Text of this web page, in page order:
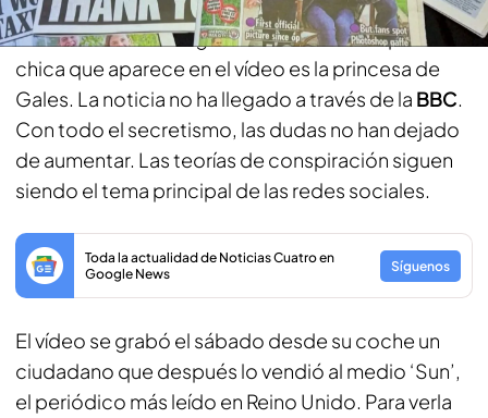
El Palacio de Kensington ha confirmado que la
chica que aparece en el vídeo es la princesa de
Gales. La noticia no ha llegado a través de la BBC.
Con todo el secretismo, las dudas no han dejado
de aumentar. Las teorías de conspiración siguen
siendo el tema principal de las redes sociales.
Toda la actualidad de Noticias Cuatro en
Google News
Síguenos
El vídeo se grabó el sábado desde su coche un
ciudadano que después lo vendió al medio ‘Sun’,
el periódico más leído en Reino Unido. Para verla